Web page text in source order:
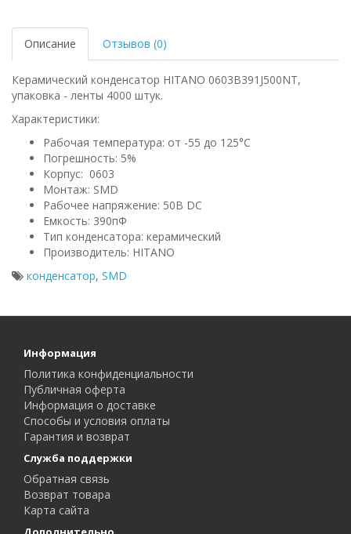
Описание Отзывов (0)
Керамический конденсатор HITANO 0603B391J500NT,
упаковка - ленты 4000 штук.
Характеристики:
Рабочая температура: от -55 до 125°C
Погрешность: 5%
Корпус: 0603
Монтаж: SMD
Рабочее напряжение: 50В DC
Емкость: 390пФ
Тип конденсатора: керамический
Производитель: HITANO
конденсатор, SMD
Информация
Политика конфиденциальности
Публичная оферта
Информация о доставке
Способы и условия оплаты
Гарантия и возврат
Служба поддержки
Обратная связь
Возврат товара
Карта сайта